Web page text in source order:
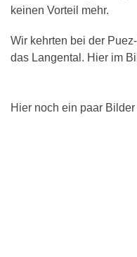
keinen Vorteil mehr.
Wir kehrten bei der
das Langental. Hier im
Hier noch ein paar Bilder